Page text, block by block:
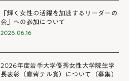
「輝く女性の活躍を加速するリーダーの
会」への参加について
2026.06.16
2026年度岩手大学優秀女性大学院生学
長表彰（鷹觜テル賞）について（募集）